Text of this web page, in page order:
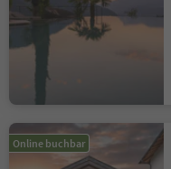
Online buchbar